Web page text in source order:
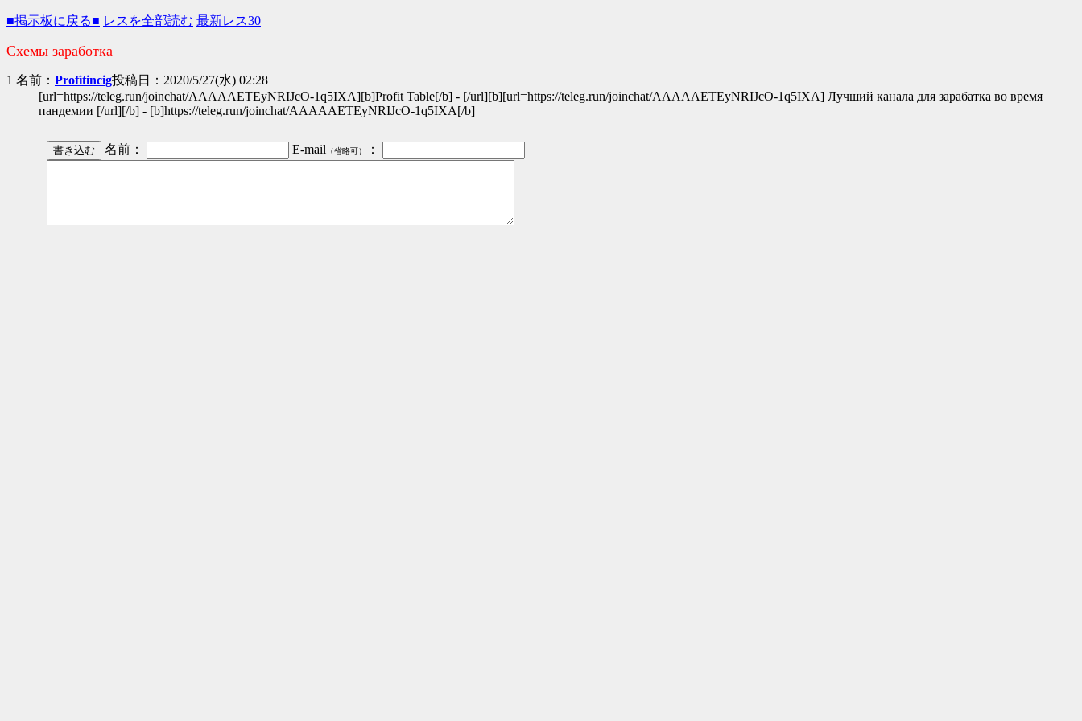
■掲示板に戻る■ レスを全部読む 最新レス30
Схемы заработка
1 名前： Profitincig投稿日：2020/5/27(水) 02:28
[url=https://teleg.run/joinchat/AAAAAETEyNRIJcO-1q5IXA][b]Profit Table[/b] - [/url][b][url=https://teleg.run/joinchat/AAAAAETEyNRIJcO-1q5IXA] Лучший канала для зарабатка во время
пандемии [/url][/b] - [b]https://teleg.run/joinchat/AAAAAETEyNRIJcO-1q5IXA[/b]
名前： E-mail （省略可） ：